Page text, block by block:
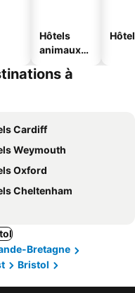
Hôtels
animaux
à
Cardiff
Weymouth
Oxford
Cheltenham
Bretagne
Bristol